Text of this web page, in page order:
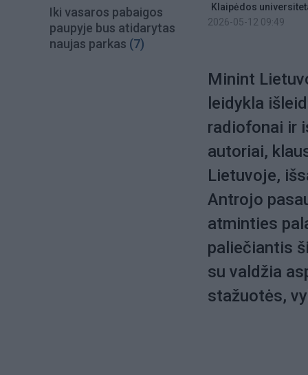
Iki vasaros pabaigos
paupyje bus atidarytas
naujas parkas (7)
Klaipėdos
2026-05-12 09:49
Minint
leidykla
radiofonai ir
autoriai,
Lietuvoje,
Antrojo
atminties
paliečiantis
su valdžia
stažuotės,